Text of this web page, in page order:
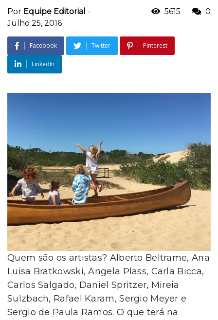
Por Equipe Editorial -
Julho 25, 2016
5615 0
Facebook Twitter Pinterest
LinkedIn
Quem são os artistas? Alberto Beltrame, Ana
Luisa Bratkowski, Angela Plass, Carla Bicca,
Carlos Salgado, Daniel Spritzer, Mireia
Sulzbach, Rafael Karam, Sergio Meyer e
Sergio de Paula Ramos. O que terá na